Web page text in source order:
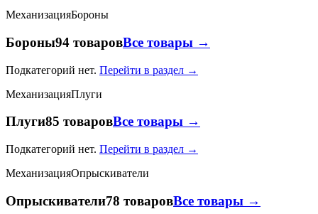
МеханизацияБороны
Бороны94 товаровВсе товары →
Подкатегорий нет. Перейти в раздел →
МеханизацияПлуги
Плуги85 товаровВсе товары →
Подкатегорий нет. Перейти в раздел →
МеханизацияОпрыскиватели
Опрыскиватели78 товаровВсе товары →